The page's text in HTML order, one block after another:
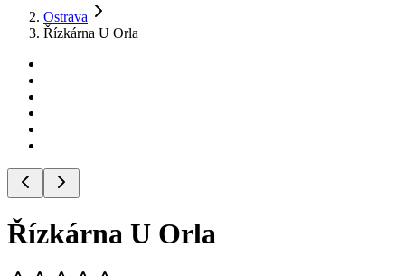
Ostrava
Řízkárna U Orla
Řízkárna U Orla